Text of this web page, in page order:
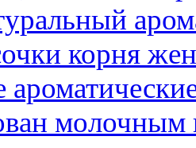
корня
молочным